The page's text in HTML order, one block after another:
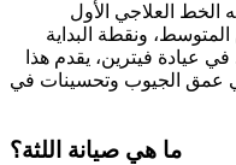
الخط العلاجي الأول
ونقطة البداية
عيادة فيترين، يقدم هذا
عمق الجيوب وتحسينات في
ما هي صيانة اللثة؟